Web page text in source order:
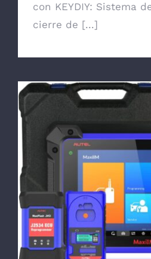
con KEYDIY: Sistema
cierre de [...]
Nueva máquina